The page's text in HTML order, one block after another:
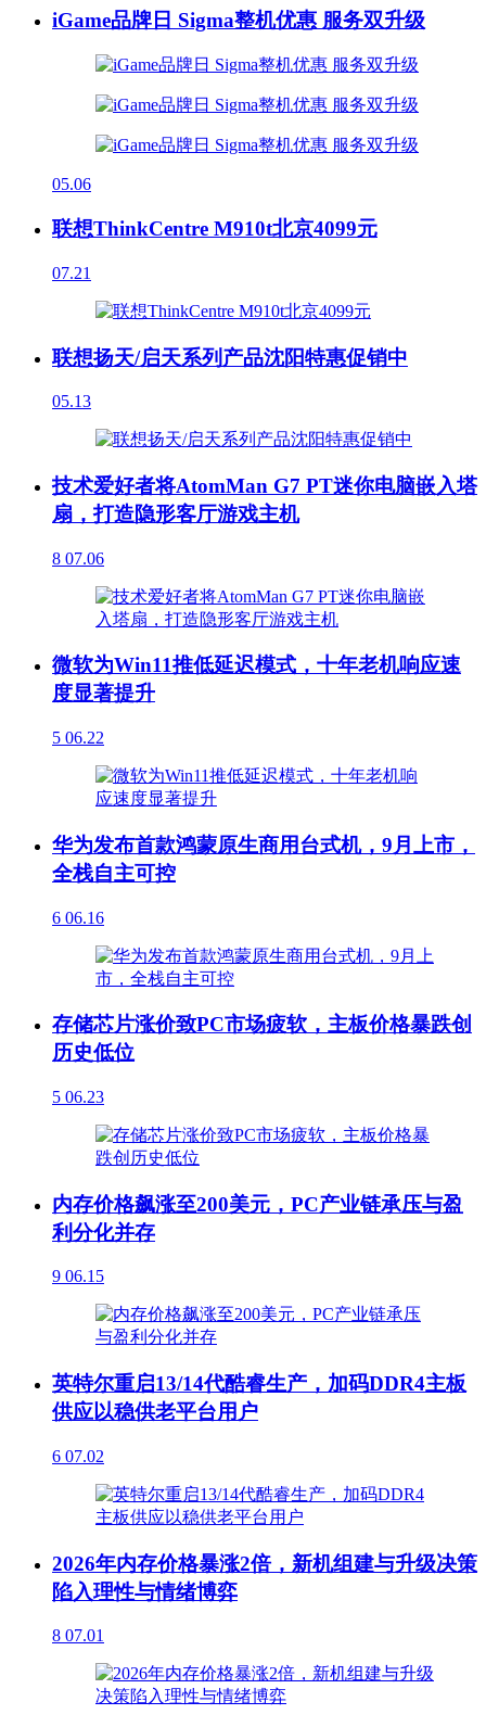
iGame品牌日 Sigma整机优惠 服务双升级
05.06
联想ThinkCentre M910t北京4099元
07.21
联想扬天/启天系列产品沈阳特惠促销中
05.13
技术爱好者将AtomMan G7 PT迷你电脑嵌入塔
扇，打造隐形客厅游戏主机
8 07.06
微软为Win11推低延迟模式，十年老机响应速
度显著提升
5 06.22
华为发布首款鸿蒙原生商用台式机，9月上市，
全栈自主可控
6 06.16
存储芯片涨价致PC市场疲软，主板价格暴跌创
历史低位
5 06.23
内存价格飙涨至200美元，PC产业链承压与盈
利分化并存
9 06.15
英特尔重启13/14代酷睿生产，加码DDR4主板
供应以稳供老平台用户
6 07.02
2026年内存价格暴涨2倍，新机组建与升级决策
陷入理性与情绪博弈
8 07.01